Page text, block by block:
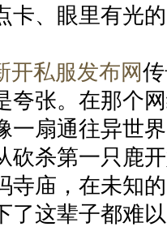
卡、眼里有光
开私服发布网
夸张。在那个
一扇通往异世
砍杀第一只鹿
寺庙，在未知
了这辈子都难